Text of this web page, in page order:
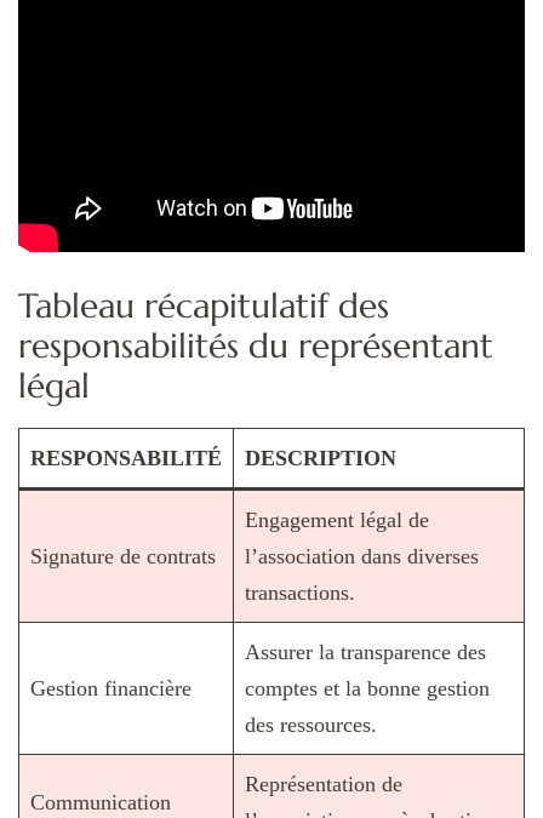
Tableau récapitulatif des
responsabilités du représentant
légal
RESPONSABILITÉ DESCRIPTION
Signature de contrats
Engagement légal de
l’association dans diverses
transactions.
Gestion financière
Assurer la transparence des
comptes et la bonne gestion
des ressources.
Communication
Représentation de